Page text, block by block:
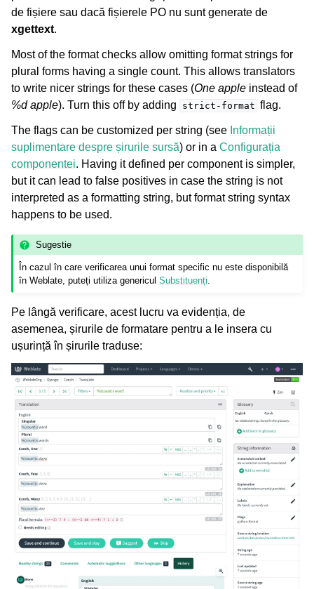
de fișiere sau dacă fișierele PO nu sunt generate de
xgettext.
Most of the format checks allow omitting format strings for
plural forms having a single count. This allows translators
to write nicer strings for these cases (One apple instead of
%d apple). Turn this off by adding strict-format flag.
The flags can be customized per string (see Informații
suplimentare despre șirurile sursă) or in a Configurația
componentei. Having it defined per component is simpler,
but it can lead to false positives in case the string is not
interpreted as a formatting string, but format string syntax
happens to be used.
Sugestie
În cazul în care verificarea unui format specific nu este disponibilă
în Weblate, puteți utiliza genericulSubstituenți
Pe lângă verificare, acest lucru va evidenția, de
asemenea, șirurile de formatare pentru a le insera cu
ușurință în șirurile traduse: